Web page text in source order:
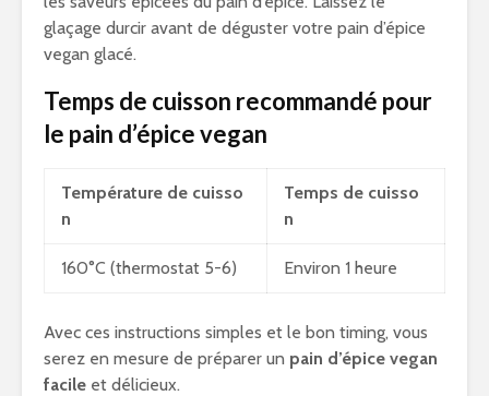
glaçage durcir avant de déguster votre pain d’épice
vegan glacé.
Temps de cuisson recommandé pour
le pain d’épice vegan
Température de cuisso
n
Temps de cuisso
n
160°C (thermostat 5-6) Environ 1 heure
Avec ces instructions simples et le bon timing, vous
serez en mesure de préparer un pain d’épice vegan
facile et délicieux.